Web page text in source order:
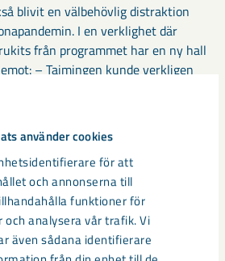
använder cookies
för att
och annonserna till
funktioner för
och analysera vår trafik. Vi
även sådana identifierare
blivit en välbehövlig distraktion
I en verklighet där
från programmet har en ny hall
– Tajmingen kunde verkligen
i precis rätt tid, det har blivit
Lina Wieslander, ledare.
sig relativt väl, under
sommaren kunde träningen
hösten och vintern har man fått
för att inte överstiga 50